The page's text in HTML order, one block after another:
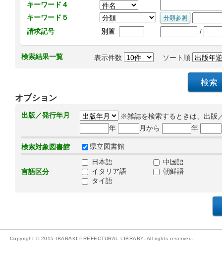
キーワード４
キーワード５
請求記号
別置 /
検索結果一覧 表示件数 ソート順
オプション
出版／発行年月
※雑誌を検索するときは、出版
年
月から 年
検索対象図書館 県立図書館
言語区分
日本語
中国語
イタリア語
朝鮮語
タイ語
Copyright © 2015-IBARAKI PREFECTURAL LIBRARY. All rights reserved.